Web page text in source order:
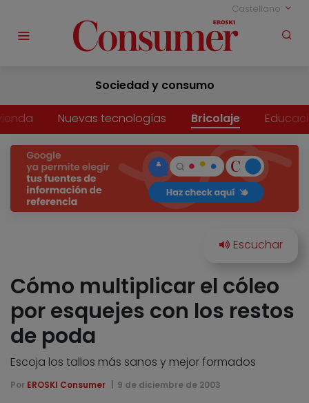
Castellano
Sociedad y consumo
Nuevas tecnologías Bricolaje
Cómo multiplicar el cóleo
por esquejes con los restos
de poda
Escoja los tallos más sanos y mejor formados
Por EROSKI Consumer 9 de diciembre de 2003